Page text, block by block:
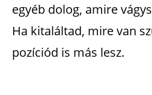
egyéb dolog, amire
Ha kitaláltad, mire van
pozíciód is más lesz.